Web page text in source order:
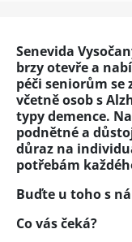
Senevida
brzy otevře a
péči seniorům se
včetně osob s
typy demence.
podnětné a
důraz na
potřebám
Buďte u toho s
Co vás čeká?